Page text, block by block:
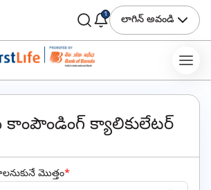
1 లాగిన్ అవండి
క్యాలికులేటర్
మొత్తం*